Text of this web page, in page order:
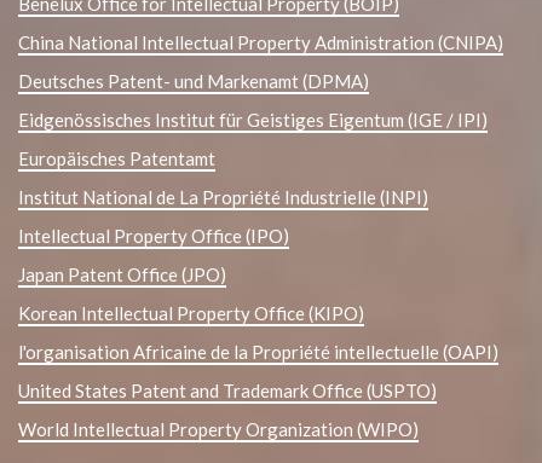
China National Intellectual Property Administration (CNIPA)
Deutsches Patent- und Markenamt (DPMA)
Eidgenössisches Institut für Geistiges Eigentum (IGE / IPI)
Europäisches Patentamt
Institut National de La Propriété Industrielle (INPI)
Intellectual Property Office (IPO)
Japan Patent Office (JPO)
Korean Intellectual Property Office (KIPO)
l'organisation Africaine de la Propriété intellectuelle (OAPI)
United States Patent and Trademark Office (USPTO)
World Intellectual Property Organization (WIPO)